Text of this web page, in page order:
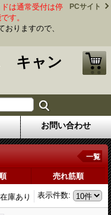
は通常受付は停
す。
りますので、
PCサイト
キャン
お問い合わせ
一覧
売れ筋順
表示件数:
在庫あり